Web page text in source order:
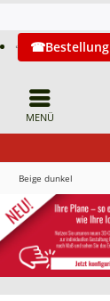
MENÜ
Beige dunkel